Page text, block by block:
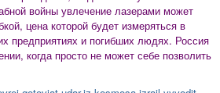
войны увлечение лазерами может
цена которой будет измеряться в
предприятиях и погибших людях. Россия
когда просто не может себе позволить